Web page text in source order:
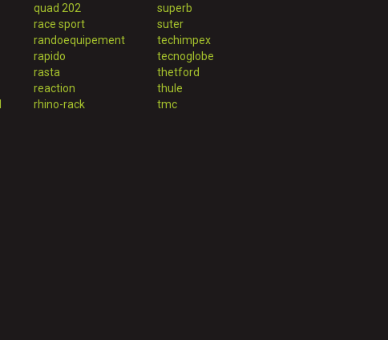
quad 202
race sport
randoequipement
rapido
rasta
reaction
rhino-rack
superb
suter
techimpex
tecnoglobe
thetford
thule
tmc